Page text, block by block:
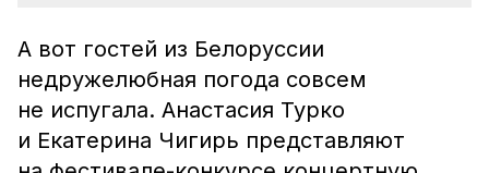
А вот гостей из Белоруссии
недружелюбная погода совсем
не испугала. Анастасия Турко
и Екатерина Чигирь представляют